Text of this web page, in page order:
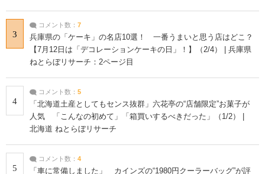
3
コメント数： 7
兵庫県の「ケーキ」の名店10選！ 一番うまいと思う店はどこ？
【7月12日は「デコレーションケーキの日」！】（2/4） | 兵庫県
ねとらぼリサーチ：2ページ目
4
コメント数： 5
「北海道土産としてもセンス抜群」六花亭の“店舗限定”お菓子が
人気 「こんなの初めて」「箱買いするべきだった」（1/2） |
北海道 ねとらぼリサーチ
5
コメント数： 4
「車に常備しました」 カインズの“1980円クーラーバッグ”が評